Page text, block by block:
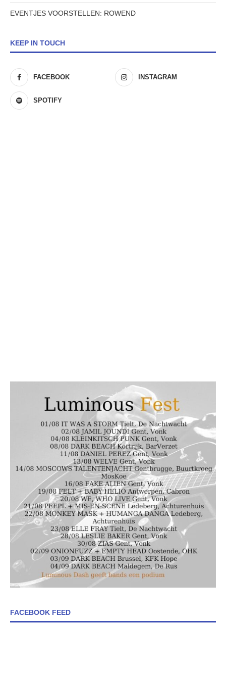
EVENTJES VOORSTELLEN: ROWEND
KEEP IN TOUCH
FACEBOOK INSTAGRAM
SPOTIFY
FACEBOOK FEED